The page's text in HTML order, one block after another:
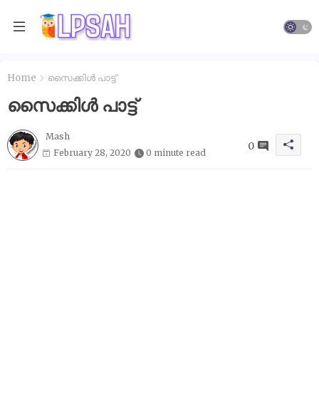
Home സൈക്കിള്‍ പാട്ട്
സൈക്കിള്‍ പാട്ട്
Mash
February 28, 2020
0 minute read
0